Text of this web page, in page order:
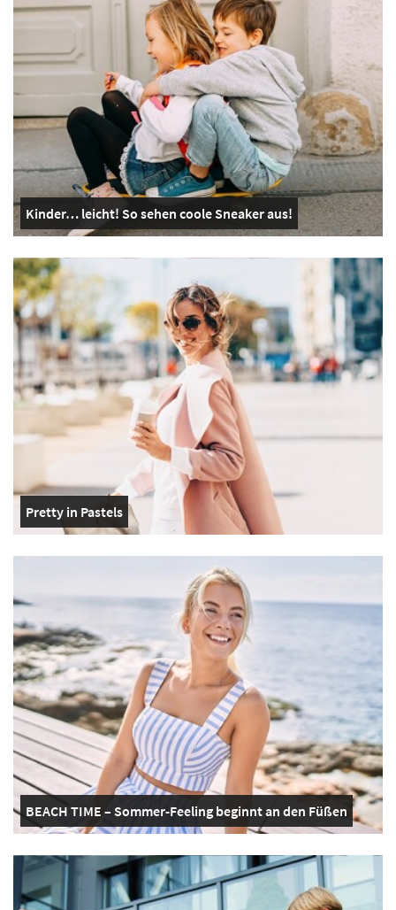
Kinder… leicht! So sehen coole Sneaker aus!
Pretty in Pastels
BEACH TIME – Sommer-Feeling beginnt an den Füßen